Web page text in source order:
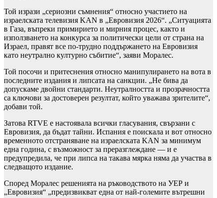
Той изрази „сериозни съмнения“ относно участието на
израелската телевизия KAN в „Евровизия 2026“. „Ситуацията
в Газа, въпреки примирието и мирния процес, както и
използването на конкурса за политически цели от страна на
Израел, правят все по-трудно поддържането на Евровизия
като неутрално културно събитие“, заяви Моралес.
Той посочи и притеснения относно манипулирането на вота в
последните издания и липсата на санкции. „Не бива да
допускаме двойни стандарти. Неутралността и прозрачността
са ключови за достоверен резултат, който уважава зрителите“,
добави той.
Затова RTVE е настоявала всички гласувания, свързани с
Евровизия, да бъдат тайни. Испания е поискала и вот относно
временното отстраняване на израелската KAN за минимум
една година, с възможност за преразглеждане — и е
предупредила, че при липса на такава мярка няма да участва в
следващото издание.
Според Моралес решенията на ръководството на УЕР и
„Евровизия“ „предизвикват една от най-големите вътрешни